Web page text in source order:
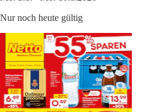
Nur noch heute gültig